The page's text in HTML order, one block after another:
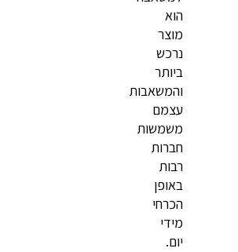
הוא
מוצר
נרכש
ביותר
והמשאבות
עצמם
משמשות
חברות
רבות
באופן
הכרחי
מידי
יום.